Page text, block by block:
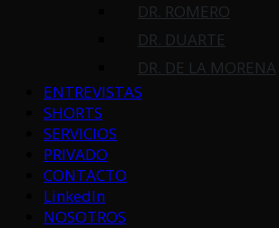
DR. ROMERO
DR. DUARTE
DR. DE LA MORENA
ENTREVISTAS
SHORTS
SERVICIOS
PRIVADO
CONTACTO
LinkedIn
NOSOTROS